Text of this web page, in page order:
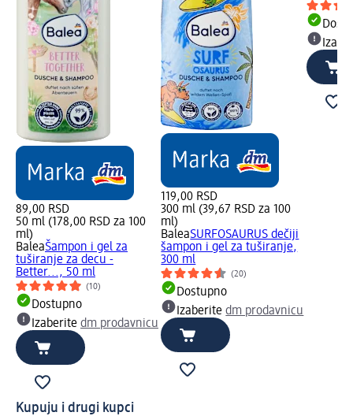
89,00 RSD
50 ml (178,00 RSD za 100
ml)
BaleaŠampon i gel za
tuširanje za decu -
Better..., 50 ml
(10)
Dostupno
Izaberite dm prodavnicu
119,00 RSD
300 ml (39,67 RSD za 100
ml)
BaleaSURFOSAURUS dečiji
šampon i gel za tuširanje,
300 ml
(20)
Dostupno
Izaberitedm prodavnicu
Kupuju i drugi kupci